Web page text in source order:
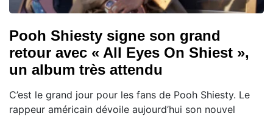
Pooh Shiesty signe son grand
retour avec « All Eyes On Shiest »,
un album très attendu
C’est le grand jour pour les fans de Pooh Shiesty. Le
rappeur américain dévoile aujourd’hui son nouvel